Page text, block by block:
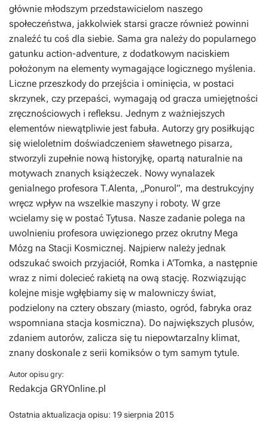
głównie młodszym przedstawicielom naszego
społeczeństwa, jakkolwiek starsi gracze również powinni
znaleźć tu coś dla siebie. Sama gra należy do popularnego
gatunku action-adventure, z dodatkowym naciskiem
położonym na elementy wymagające logicznego myślenia.
Liczne przeszkody do przejścia i ominięcia, w postaci
skrzynek, czy przepaści, wymagają od gracza umiejętności
zręcznościowych i refleksu. Jednym z ważniejszych
elementów niewątpliwie jest fabuła. Autorzy gry posiłkując
się wieloletnim doświadczeniem sławetnego pisarza,
stworzyli zupełnie nową historyjkę, opartą naturalnie na
motywach znanych książeczek. Nowy wynalazek
genialnego profesora T.Alenta, „Ponurol”, ma destrukcyjny
wręcz wpływ na wszelkie maszyny i roboty. W grze
wcielamy się w postać Tytusa. Nasze zadanie polega na
uwolnieniu profesora uwięzionego przez okrutny Mega
Mózg na Stacji Kosmicznej. Najpierw należy jednak
odszukać swoich przyjaciół, Romka i A’Tomka, a następnie
wraz z nimi dolecieć rakietą na ową stację. Rozwiązując
kolejne misje wgłębiamy się w malowniczy świat,
podzielony na cztery obszary (miasto, ogród, fabryka oraz
wspomniana stacja kosmiczna). Do największych plusów,
zdaniem autorów, zalicza się tu niepowtarzalny klimat,
znany doskonale z serii komiksów o tym samym tytule.
Autor opisu gry:
Redakcja GRYOnline.pl
Ostatnia aktualizacja opisu: 19 sierpnia 2015